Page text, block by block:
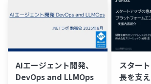
AIエージェント開発、
DevOps and LLMOps
スター
長を支